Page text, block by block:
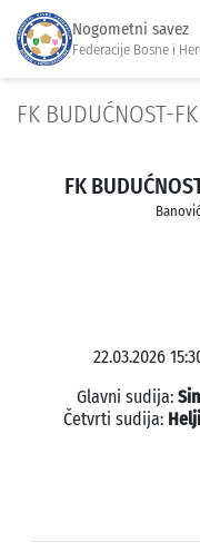
Nogometni savez
Federacije Bosne i
FK BUDUĆNOST-
FK
22.03.2026
Glavni sudija:
Četvrti sudija: